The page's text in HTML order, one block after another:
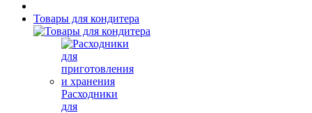
Товары для кондитера
Расходники
для